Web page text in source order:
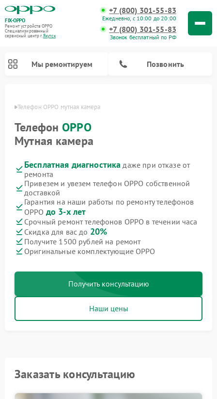
FIX-OPPO
Ремонт устройств OPPO
Специализированный
cервисный центр г.Якутск
+7 (800) 301-55-83
Ежедневно, с 10:00 до 20:00
+7 (800) 301-55-83
Звонок бесплатный по РФ
Мы ремонтируем Позвонить
Телефон OPPO мутная камера
Телефон OPPO
Мутная камера
Бесплатная диагностика даже при отказе от
ремонта
Привезем и увезем телефон OPPO собственной
доставкой
Гарантия на наши работы по ремонту телефонов
OPPO до 3-х лет
Срочный ремонт телефонов OPPO в течении часа
Скидка для вас до 20%
Получите 1500 рублей на ремонт
Оригинальные комплектующие OPPO
Получить консультацию
Наши цены
Заказать консультацию